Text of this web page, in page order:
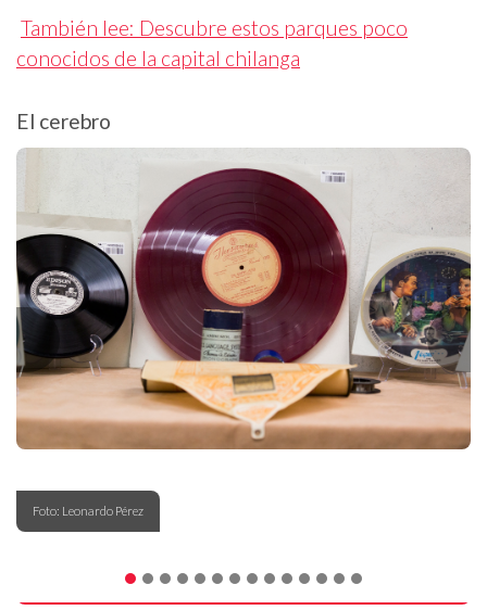
También lee: Descubre estos parques poco
conocidos de la capital chilanga
El cerebro
Foto: Leonardo Pérez